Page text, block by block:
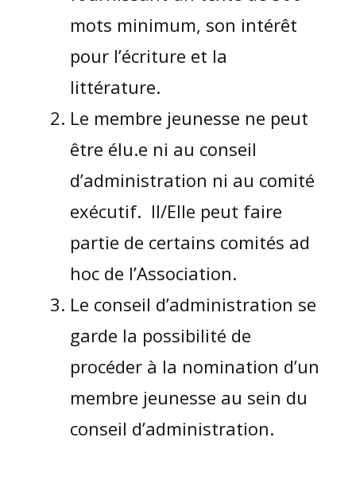
mots minimum, son intérêt
pour l’écriture et la
littérature.
Le membre jeunesse ne peut
être élu.e ni au conseil
d’administration ni au comité
exécutif. Il/Elle peut faire
partie de certains comités ad
hoc de l’Association.
Le conseil d’administration se
garde la possibilité de
procéder à la nomination d’un
membre jeunesse au sein du
conseil d’administration.